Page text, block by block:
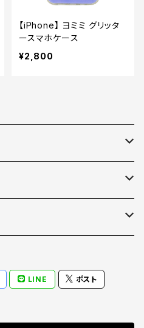
【iPhone】 ヨミミ グリッタ
ースマホケース
¥2,800
LINE ポスト